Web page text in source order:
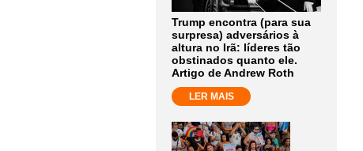
Trump encontra (para sua
surpresa) adversários à
altura no Irã: líderes tão
obstinados quanto ele.
Artigo de Andrew Roth
LER MAIS